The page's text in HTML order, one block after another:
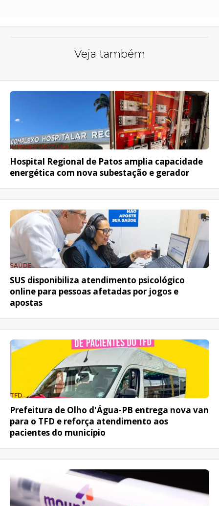
Veja também
INFRAESTRUTURA
Hospital Regional de Patos amplia capacidade
energética com nova subestação e gerador
SAÚDE
SUS disponibiliza atendimento psicológico
online para pessoas afetadas por jogos e
apostas
TFD
Prefeitura de Olho d'Água-PB entrega nova van
para o TFD e reforça atendimento aos
pacientes do município